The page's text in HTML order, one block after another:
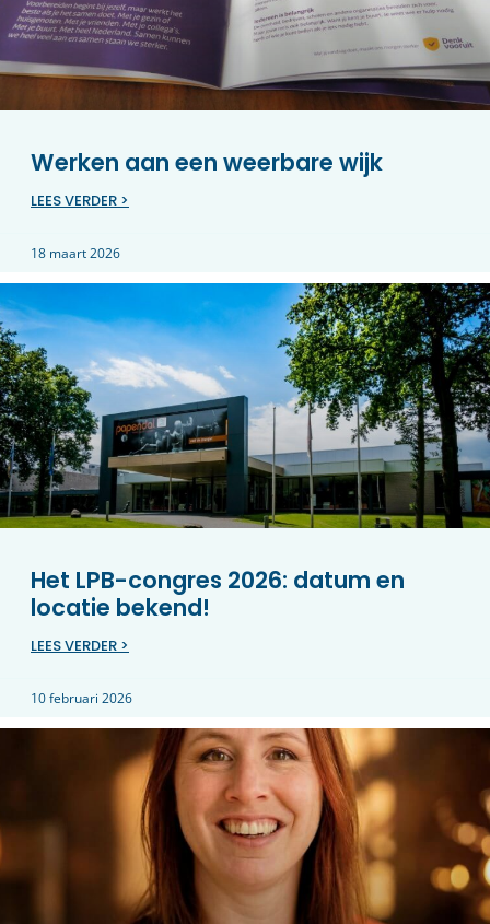
Werken aan een weerbare wijk
LEES VERDER >
18 maart 2026
Het LPB-congres 2026: datum en
locatie bekend!
LEES VERDER >
10 februari 2026